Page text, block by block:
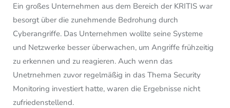
Ein großes Unternehmen aus dem Bereich der KRITIS war
besorgt über die zunehmende Bedrohung durch
Cyberangriffe. Das Unternehmen wollte seine Systeme
und Netzwerke besser überwachen, um Angriffe frühzeitig
zu erkennen und zu reagieren. Auch wenn das
Unetrnehmen zuvor regelmäßig in das Thema Security
Monitoring investiert hatte, waren die Ergebnisse nicht
zufriedenstellend.